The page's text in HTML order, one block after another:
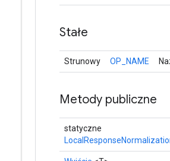
Stałe
Strunowy OP_NAME
Metody publiczne
statyczne